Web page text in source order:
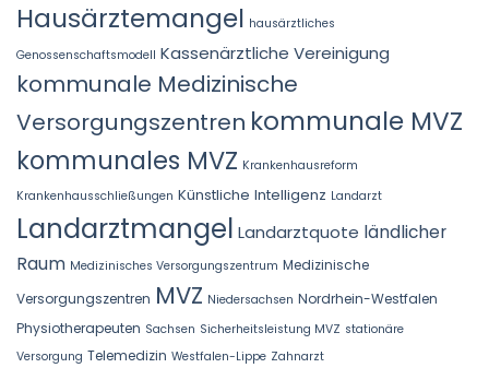
Hausärztemangel hausärztliches
Genossenschaftsmodell Kassenärztliche Vereinigung
kommunale Medizinische
Versorgungszentren kommunale MVZ
kommunales MVZ Krankenhausreform
Krankenhausschließungen Künstliche Intelligenz Landarzt
Landarztmangel Landarztquote ländlicher
Raum Medizinisches Versorgungszentrum Medizinische
Versorgungszentren MVZ Niedersachsen Nordrhein-Westfalen
Physiotherapeuten Sachsen Sicherheitsleistung MVZ stationäre
Versorgung Telemedizin Westfalen-Lippe Zahnarzt